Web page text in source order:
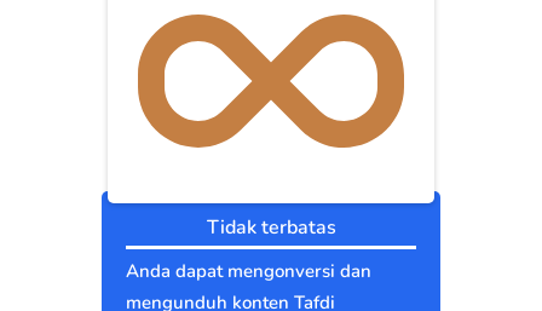
Tidak terbatas
Anda dapat mengonversi dan
mengunduh konten Tafdi